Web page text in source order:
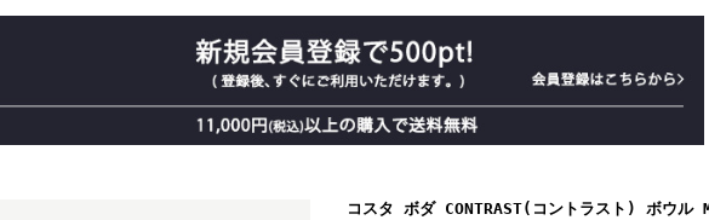
コスタ ボダ CONTRAST(コントラスト) ボウル